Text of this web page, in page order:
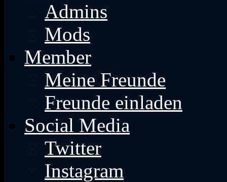
Admins
Mods
Member
Meine Freunde
Freunde einladen
Social Media
Twitter
Instagram